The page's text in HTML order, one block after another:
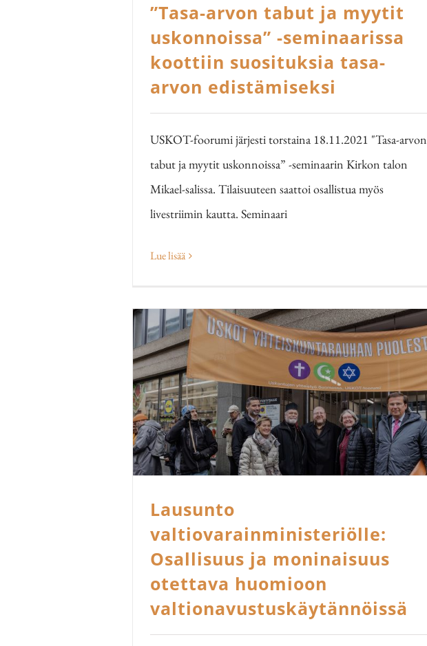
”Tasa-arvon tabut ja myytit
uskonnoissa” -seminaarissa
koottiin suosituksia tasa-
arvon edistämiseksi
USKOT-foorumi järjesti torstaina 18.11.2021 "Tasa-arvon
tabut ja myytit uskonnoissa” -seminaarin Kirkon talon
Mikael-salissa. Tilaisuuteen saattoi osallistua myös
livestriimin kautta. Seminaari
Lue lisää
Lausunto
valtiovarainministeriölle:
Osallisuus ja moninaisuus
otettava huomioon
valtionavustuskäytännöissä